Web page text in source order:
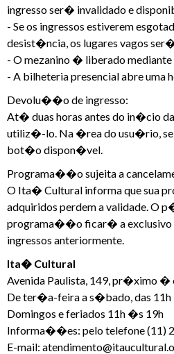
ingresso ser� invalidado e
- Se os ingressos estiverem
desist�ncia, os lugares vagos
- O mezanino � liberado
- A bilheteria presencial abre uma
Devolu��o de ingresso:
At� duas horas antes do in�cio
utiliz�-lo. Na �rea do usu�rio,
bot�o dispon�vel.
Programa��o sujeita a
O Ita� Cultural informa que sua
adquiridos perdem a validade. O
programa��o ficar� a exclusivo
ingressos anteriormente.
Ita� Cultural
Avenida Paulista, 149, pr�ximo
De ter�a-feira a s�bado, das
Domingos e feriados 11h �s 19h
Informa��es: pelo telefone (11)
E-mail: